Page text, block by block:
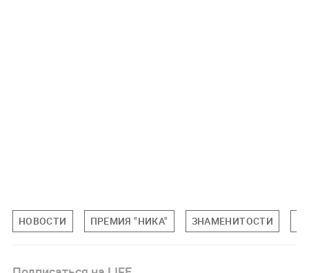
НОВОСТИ ПРЕМИЯ "НИКА" ЗНАМЕНИТОСТИ